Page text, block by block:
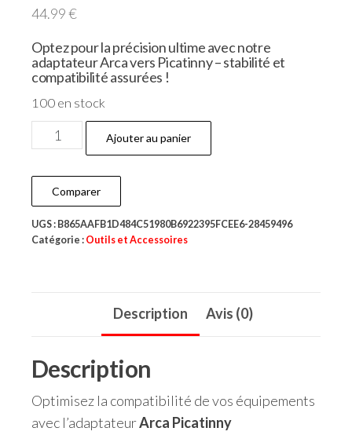
44.99€
Optez pour la précision ultime avec notre
adaptateur Arca vers Picatinny – stabilité et
compatibilité assurées !
100 en stock
Ajouter au panier
Comparer
UGS : B865AAFB1D484C51980B6922395FCEE6-28459496
Catégorie : Outils et Accessoires
Description Avis (0)
Description
Optimisez la compatibilité de vos équipements
avec l’adaptateurArca Picatinny